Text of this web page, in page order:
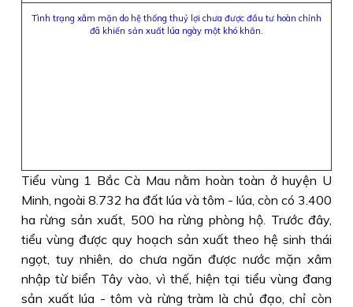
Tình trạng xâm mặn do hệ thống thuỷ lợi chưa được đầu tư hoàn chỉnh
đã khiến sản xuất lúa ngày một khó khăn.
Tiểu vùng 1 Bắc Cà Mau nằm hoàn toàn ở huyện U
Minh, ngoài 8.732 ha đất lúa và tôm - lúa, còn có 3.400
ha rừng sản xuất, 500 ha rừng phòng hộ. Trước đây,
tiểu vùng được quy hoạch sản xuất theo hệ sinh thái
ngọt, tuy nhiên, do chưa ngăn được nước mặn xâm
nhập từ biển Tây vào, vì thế, hiện tại tiểu vùng đang
sản xuất lúa - tôm và rừng tràm là chủ đạo, chỉ còn